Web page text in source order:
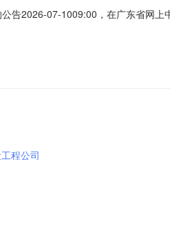
告2026-07-1009:00，在广东省网
说明按照《广东省住房和城乡建设
程公司